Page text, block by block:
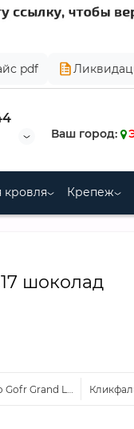
pdf
Ваш город:
кровля Крепеж
шоколад
Gofr Grand Line 0,45